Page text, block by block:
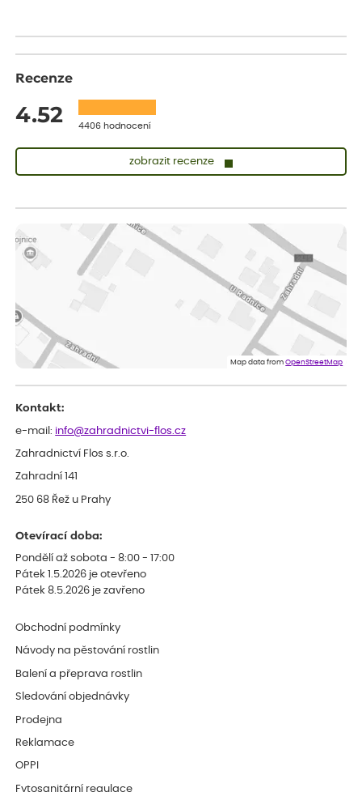
Recenze
4.52 4406 hodnocení
zobrazit recenze
Měla jsem pouze 1objednavku a zatím jsem spokojená se
sazenicemi
Miroslava
Rostliny byly v pořádku, dobře zabalené, celková spokojenost.
Doporučuji :). Spokojenost, stromky v pěkném stavu. Jediné, co
my chybělo, bylo komunikování nedostupného zboží před
Map data fromOpenStreetMap
Kontakt:
e-mail: info@zahradnictvi-flos.cz
Zahradnictví Flos s.r.o.
Zahradní 141
250 68 Řež u Prahy
Otevírací doba:
Pondělí až sobota - 8:00 - 17:00
Pátek 1.5.2026 je otevřeno
Pátek 8.5.2026 je zavřeno
Obchodní podmínky
Návody na pěstování rostlin
Balení a přeprava rostlin
Sledování objednávky
Prodejna
Reklamace
OPPI
Fytosanitární regulace